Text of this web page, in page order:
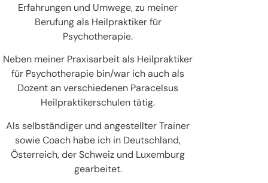
Erfahrungen und Umwege, zu meiner
Berufung als Heilpraktiker für
Psychotherapie.
Neben meiner Praxisarbeit als Heilpraktiker
für Psychotherapie bin/war ich auch als
Dozent an verschiedenen Paracelsus
Heilpraktikerschulen tätig.
Als selbständiger und angestellter Trainer
sowie Coach habe ich in Deutschland,
Österreich, der Schweiz und Luxemburg
gearbeitet.